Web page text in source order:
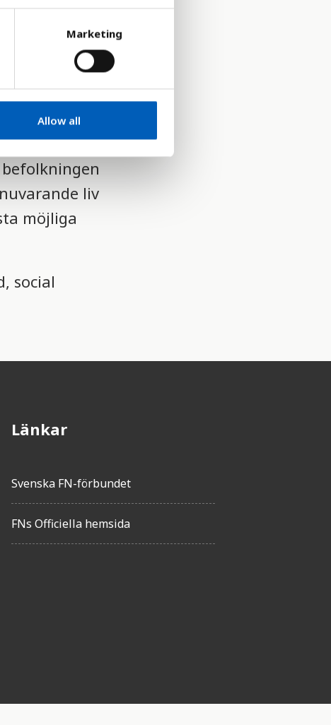
Marketing
Allow all
en årlig
liv
möjliga
social
Länkar
Svenska FN-förbundet
FNs Officiella hemsida